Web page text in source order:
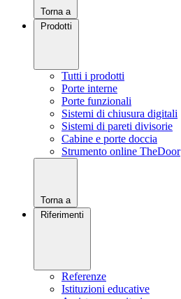
Torna a
Prodotti
Tutti i prodotti
Porte interne
Porte funzionali
Sistemi di chiusura digitali
Sistemi di pareti divisorie
Cabine e porte doccia
Strumento online TheDoor
Torna a
Riferimenti
Referenze
Istituzioni educative